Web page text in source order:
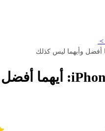
iPhone 16 vs iPhone 15: أيهما أفضل